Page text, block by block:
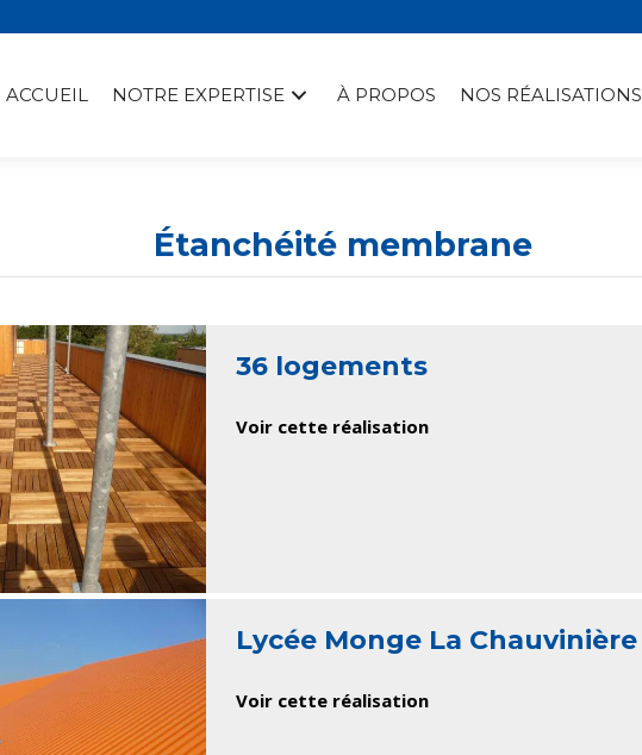
ACCUEIL NOTRE EXPERTISE À PROPOS NOS RÉALISATIONS
Étanchéité membrane
36 logements
Voir cette réalisation
Lycée Monge La Chauvinière
Voir cette réalisation